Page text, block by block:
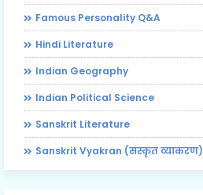
Famous Personality Q&A
Hindi Literature
Indian Geography
Indian Political Science
Sanskrit Literature
Sanskrit Vyakran (संस्कृत व्याकरण)